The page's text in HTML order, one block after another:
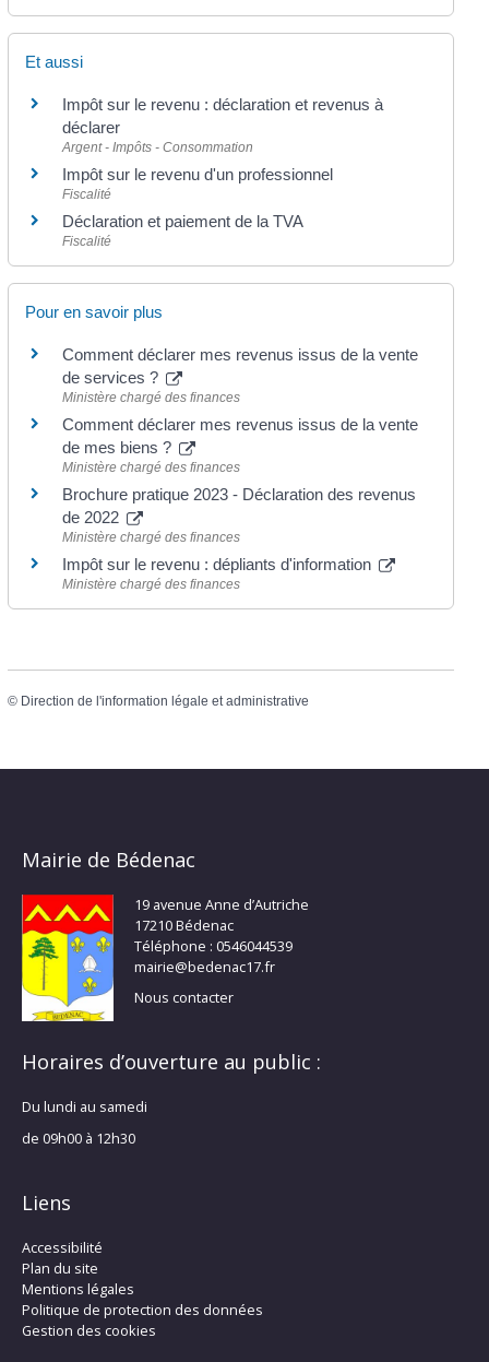
Et aussi
Impôt sur le revenu : déclaration et revenus à
déclarer
Argent - Impôts - Consommation
Impôt sur le revenu d'un professionnel
Fiscalité
Déclaration et paiement de la TVA
Fiscalité
Pour en savoir plus
Comment déclarer mes revenus issus de la vente
de services ?
Ministère chargé des finances
Comment déclarer mes revenus issus de la vente
de mes biens ?
Ministère chargé des finances
Brochure pratique 2023 - Déclaration des revenus
de 2022
Ministère chargé des finances
Impôt sur le revenu : dépliants d'information
Ministère chargé des finances
© Direction de l'information légale et administrative
Mairie de Bédenac
19 avenue Anne d’Autriche
17210 Bédenac
Téléphone : 0546044539
mairie@bedenac17.fr
Nous contacter
Horaires d’ouverture au public :
Du lundi au samedi
de 09h00 à 12h30
Liens
Accessibilité
Plan du site
Mentions légales
Politique de protection des données
Gestion des cookies